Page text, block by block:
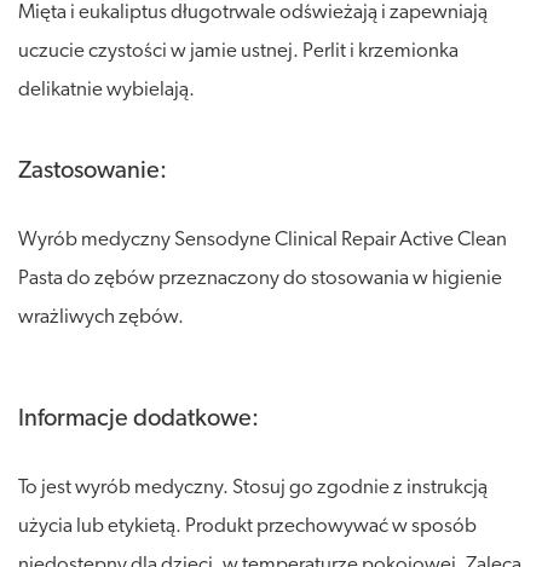
Mięta i eukaliptus długotrwale odświeżają i zapewniają
uczucie czystości w jamie ustnej. Perlit i krzemionka
delikatnie wybielają.
Zastosowanie:
Wyrób medyczny Sensodyne Clinical Repair Active Clean
Pasta do zębów przeznaczony do stosowania w higienie
wrażliwych zębów.
Informacje dodatkowe:
To jest wyrób medyczny. Stosuj go zgodnie z instrukcją
użycia lub etykietą. Produkt przechowywać w sposób